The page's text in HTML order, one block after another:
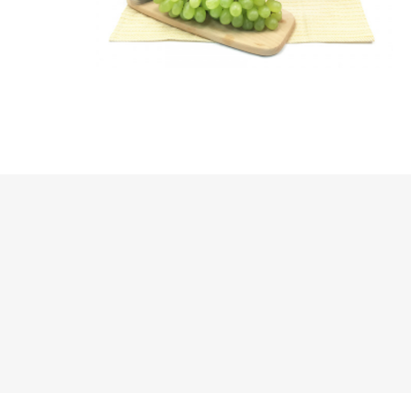
半島酒店 帝苑酒店